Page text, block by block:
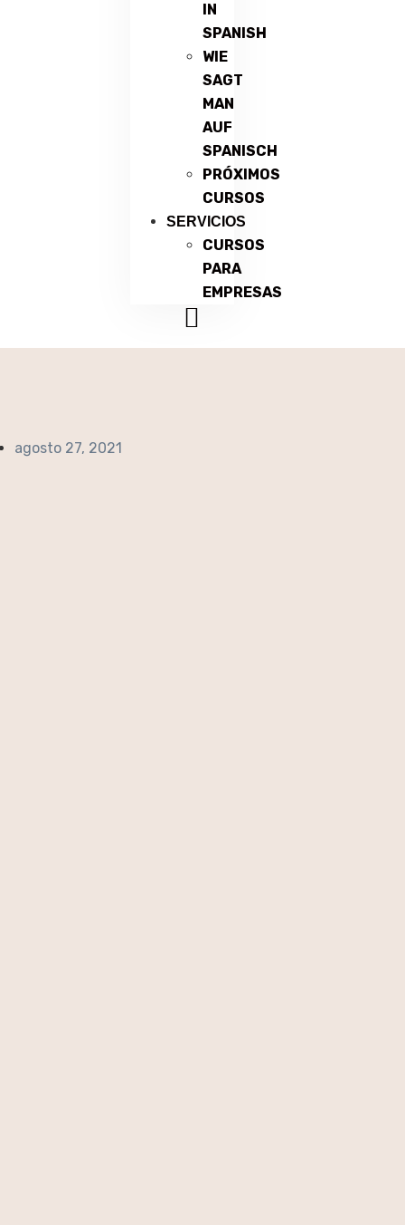
IN
SPANISH
WIE
SAGT
MAN
AUF
SPANISCH
PRÓXIMOS
CURSOS
SERVICIOS
CURSOS
PARA
EMPRESAS
agosto 27, 2021